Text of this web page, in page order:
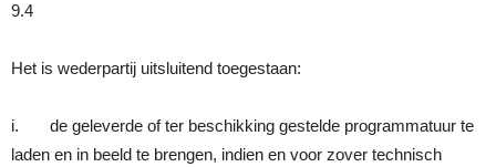
9.4
Het is wederpartij uitsluitend toegestaan:
i. de geleverde of ter beschikking gestelde programmatuur te
laden en in beeld te brengen, indien en voor zover technisch